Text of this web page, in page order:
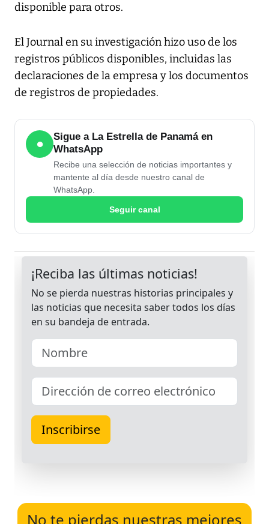
disponible para otros.
El Journal en su investigación hizo uso de los
registros públicos disponibles, incluidas las
declaraciones de la empresa y los documentos
de registros de propiedades.
●
Sigue a La Estrella de Panamá en
WhatsApp
Recibe una selección de noticias importantes y
mantente al día desde nuestro canal de
WhatsApp.
Seguir canal
No te pierdas nuestras mejores